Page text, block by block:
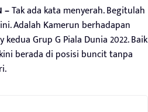
–Tak ada kata menyerah. Begitulah
Adalah Kamerun berhadapan
Grup G Piala Dunia 2022. Baik
berada di posisi buncit tanpa